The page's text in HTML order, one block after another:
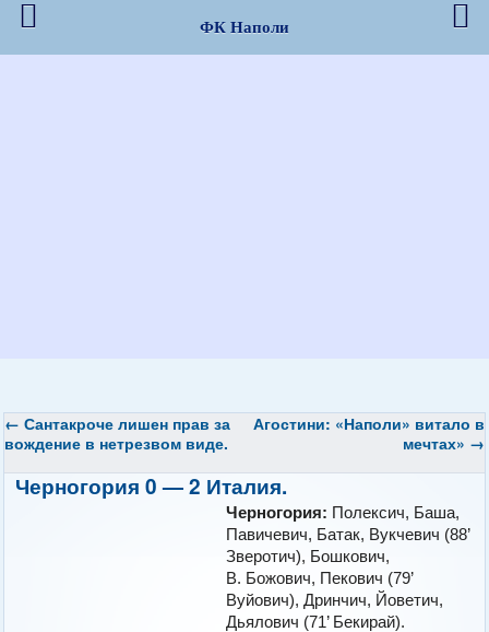
← Сантакроче лишен прав за
вождение в нетрезвом виде.
Агостини: «Наполи» витало в
мечтах» →
Черногория 0 — 2 Италия.
Черногория: Полексич, Баша,
Павичевич, Батак, Вукчевич (88’
Зверотич), Бошкович,
В. Божович, Пекович (79’
Вуйович), Дринчич, Йоветич,
Дьялович (71’ Бекирай).
ФК Наполи